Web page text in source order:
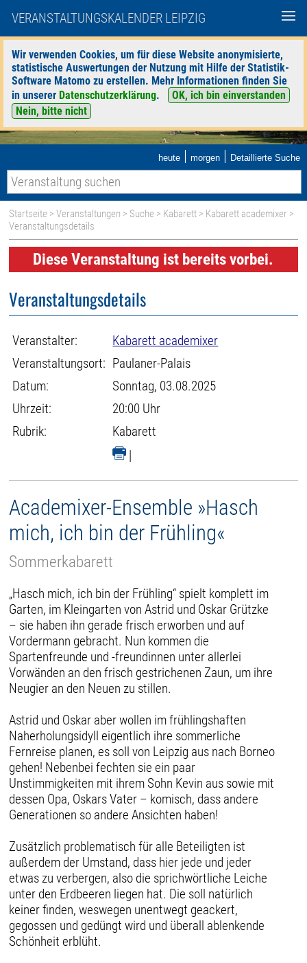
VERANSTALTUNGSKALENDER LEIPZIG
Wir verwenden Cookies, um für diese Website anonymisierte,
statistische Auswertungen der Nutzung mit Hilfe der Statistik-
Software Matomo zu erstellen. Mehr Informationen finden Sie
in unserer Datenschutzerklärung.
OK, ich bin einverstanden
Nein, bitte nicht
heute | morgen | Detaillierte Suche
Startseite >Veranstaltungen > Suche > Kabarett > Kabarett academixer >
Veranstaltungsdetails
Diese Veranstaltung ist bereits vorbei.
Veranstaltungsdetails
Veranstalter:
Kabarett academixer
Veranstaltungsort: Paulaner-Palais
Datum:
Sonntag, 03.08.2025
Uhrzeit:
20:00 Uhr
Rubrik:
Kabarett
|
Academixer-Ensemble »Hasch
mich, ich bin der Frühling«
Sommerkabarett
„Hasch mich, ich bin der Frühling“ spielt komplett im
Garten, im Kleingarten von Astrid und Oskar Grützke
– sie haben ihn gerade frisch erworben und auf
Vordermann gebracht. Nun kommen die
Spartenfreunde und -freundinnen unter allerlei
Vorwänden an den frisch gestrichenen Zaun, um ihre
Neugier an den Neuen zu stillen.
Astrid und Oskar aber wollen im frühlingshaften
Naherholungsidyll eigentlich ihre sommerliche
Fernreise planen, es soll von Leipzig aus nach Borneo
gehen! Nebenbei fechten sie ein paar
Unstimmigkeiten mit ihrem Sohn Kevin aus sowie mit
dessen Opa, Oskars Vater – komisch, dass andere
Generationen so andere Ansichten haben!
Zusätzlich problematisch für alle Beteiligten ist
außerdem der Umstand, dass hier jede und jeder
etwas zu verbergen, also die sprichwörtliche Leiche
unter den Erdbeeren liegen hat. Die soll natürlich
keiner finden, weswegen unentwegt geackert,
gegossen und gedüngt wird und überall ablenkende
Schönheit erblüht.